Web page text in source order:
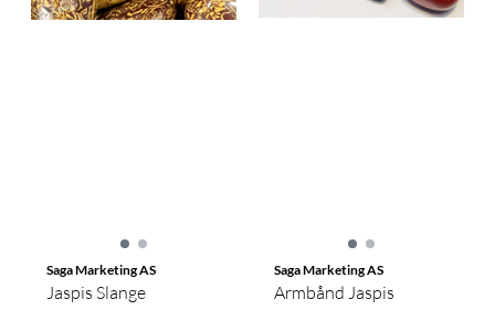
Saga Marketing AS
Jaspis Slange
Saga Marketing AS
Armbånd Jaspis